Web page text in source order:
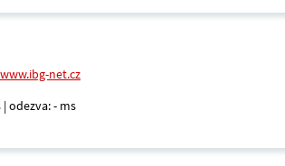
net.cz
odezva: - ms